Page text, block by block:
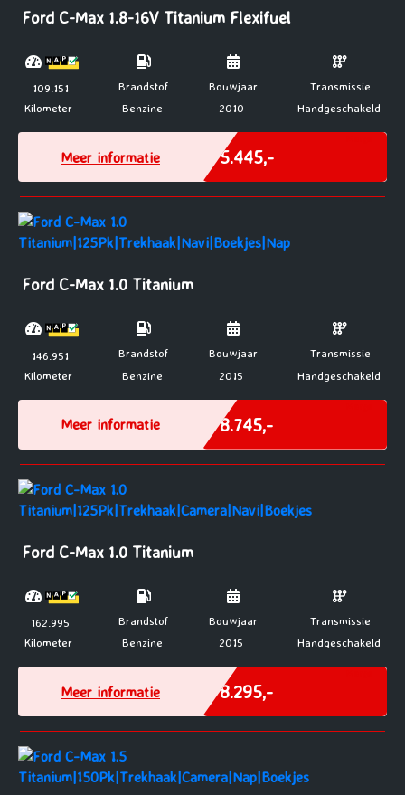
Ford C-Max 1.8-16V Titanium Flexifuel
109.151
Kilometer
Brandstof
Benzine
Bouwjaar
2010
Transmissie
Handgeschakeld
Meer informatie € 5.445,-
Ford C-Max 1.0 Titanium
146.951
Kilometer
Brandstof
Benzine
Bouwjaar
2015
Transmissie
Handgeschakeld
Meer informatie € 8.745,-
Ford C-Max 1.0 Titanium
162.995
Kilometer
Brandstof
Benzine
Bouwjaar
2015
Transmissie
Handgeschakeld
Meer informatie € 8.295,-